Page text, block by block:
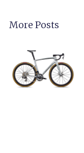
More Posts